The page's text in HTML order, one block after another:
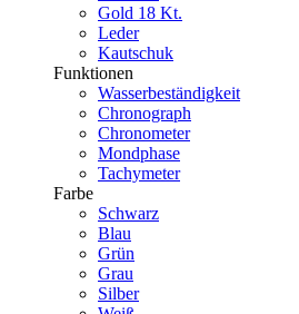
Gold 18 Kt.
Leder
Kautschuk
Funktionen
Wasserbeständigkeit
Chronograph
Chronometer
Mondphase
Tachymeter
Farbe
Schwarz
Blau
Grün
Grau
Silber